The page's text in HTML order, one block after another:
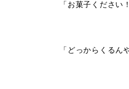
「お菓子くださ
「どっからくる